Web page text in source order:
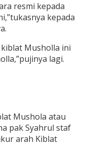
resmi kepada
kepada
Musholla ini
lagi.
Mushola atau
pak Syahrul staf
arah Kiblat